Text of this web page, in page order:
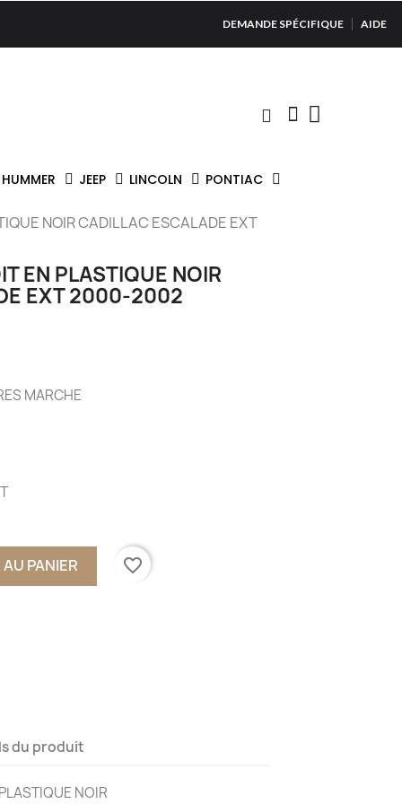
DEMANDE SPÉCIFIQUE AIDE
HUMMER JEEP LINCOLN PONTIAC
NOIR CADILLAC ESCALADE EXT
EN PLASTIQUE NOIR
EXT 2000-2002
MARCHE
PANIER favorite_border
du produit
NOIR